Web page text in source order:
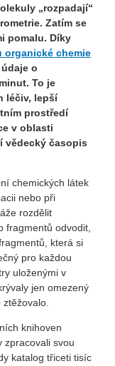
„rozpadají“
Zatím se
pomalu. Díky
organické chemie
o
To je
léčiv, lepší
prostředí
v oblasti
vědecký časopis
chemických látek
nebo při
rozdělit
fragmentů odvodit,
která si
pro každou
uloženými v
jen omezený
ztěžovalo.
knihoven
zpracovali svou
katalog třiceti tisíc